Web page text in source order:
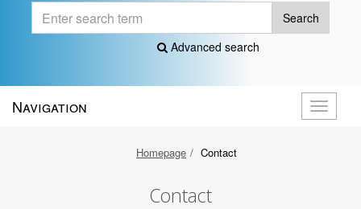
Search
Advanced search
Toggle
Navigation
Homepage Contact
Contact